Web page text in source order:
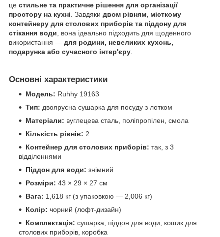
це стильне та практичне рішення для організації
простору на кухні . Завдяки двом рівням, місткому
контейнеру для столових приборів та піддону для
стікання води , вона ідеально підходить для щоденного
використання — для родини, невеликих кухонь,
подарунка або сучасного інтер'єру
Основні характеристики
Модель: Ruhhy 19163
Тип: двоярусна сушарка для посуду з лотком
Матеріали: вуглецева сталь, поліпропілен, смола
Кількість рівнів: 2
Контейнер для столових приборів: так, з 3
відділеннями
Піддон для води: знімний
Розміри: 43 × 29 × 27 см
Вага: 1,618 кг (з упаковкою — 2,006 кг)
Колір: чорний (лофт-дизайн)
Комплектація: сушарка, піддон для води, кошик для
столових приборів, коробка